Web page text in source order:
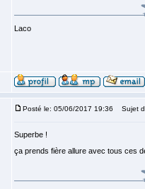
Laco
Posté le: 05/06/2017 19:36 Sujet
Superbe !
ça prends fière allure avec tous ces